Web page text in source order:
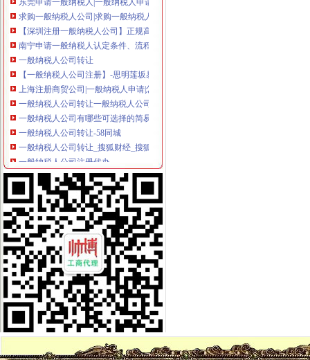
求购一般纳税人公司|求购一般纳税人公司网站
【深圳注册一般纳税人公司】正规高效-深圳市华毅财务咨询有限公司
南宁申请一般纳税人认定条件、流程、所需材料【好业顺会计】_好业
一般纳税人公司转让
【一般纳税人公司注册】-思明莲坂易登网
上海注册商贸公司|一般纳税人申请|怎么样注册商贸公司-上海招商网
一般纳税人公司转让一般纳税人公司执照-东源中创
一般纳税人公司有哪些可选择的简易办-上海经济开发区办事处
一般纳税人公司转让-58同城
一般纳税人公司转让_搜狐财经_搜狐网
一般纳税人公司注册代办
【成都注册一般纳税人公司】-青羊致民路易登网
新办一般纳税人企业执照转让一般纳税人公司
【申办一般纳税人公司注册,公司变更,公司转让！】-鄞州钟公庙易
深圳一般纳税人公司怎么报税？_搜狐财经_搜狐网
【一般纳税人公司记账会计,代办一般纳税人公司,百集会计（查看）
一般纳税人公司出手-爱喇叭网
一般纳税人公司创办服务-东莞58同城
深圳专业代办一般纳税人公司_志趣网
【一般纳税人公司注册代理记账公司变更】-花都花都周边易登网
黄埔一般纳税人公司注册代办注册黄埔一般纳税人公司_志趣网
一般纳税人公司-广州58同城
一般纳税人公司一手资源-爱喇叭网
【上海一般纳税人公司信息】-上海58同城
注册一般纳税人公司代办